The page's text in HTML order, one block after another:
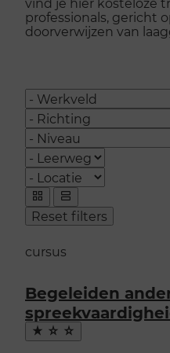
professionals, gericht
doorverwijzen van
Categories
Richting
Niveau
Leerweg
Plaats
Opleidingen
weergeven
als:
Toon
als
Toon
als
Reset filters
cursus
Begeleiden
Maak
favoriet